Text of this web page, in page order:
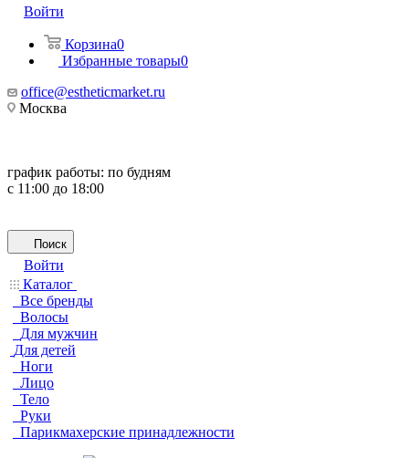
Войти
Корзина0
Избранные товары0
office@estheticmarket.ru
Москва
график работы: по будням
с 11:00 до 18:00
Поиск
Войти
Каталог
Все бренды
Волосы
Для мужчин
Для детей
Ноги
Лицо
Тело
Руки
Парикмахерские принадлежности